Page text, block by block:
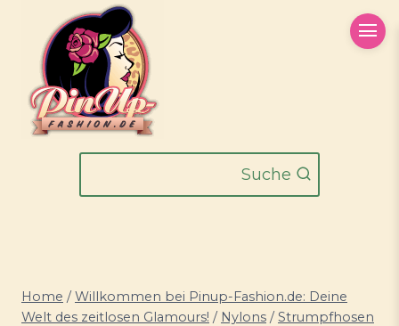
springen
Suche
Home / Willkommen bei Pinup-Fashion.de: Deine
Welt des zeitlosen Glamours! / Nylons / Strumpfhosen